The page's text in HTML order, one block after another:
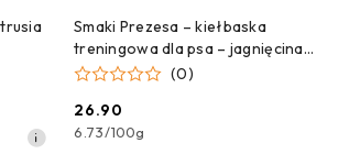
Smaki Prezesa – kiełbaska
treningowa dla psa – jagnięcina
400 g
(0)
Cena:
26.90
6.73/100g